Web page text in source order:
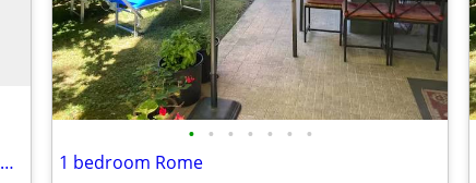
🇮🇹 in affittv villa bifamiliare ideale pervacanza al mare mq120 numero loc
• • • • • • •
1 bedroom Rome